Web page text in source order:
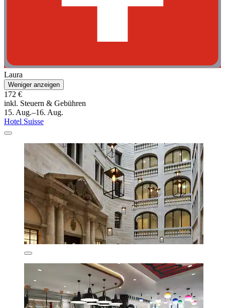
Laura
Weniger anzeigen
172 €
inkl. Steuern & Gebühren
15. Aug.–16. Aug.
Hotel Suisse